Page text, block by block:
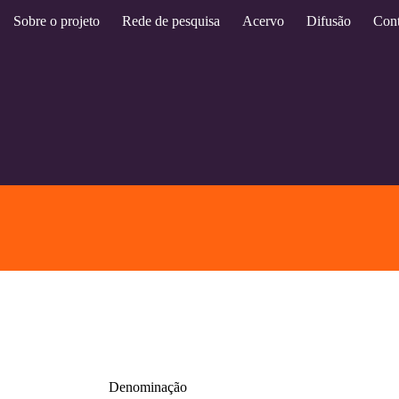
Sobre o projeto Rede de pesquisa Acervo Difusão
Denominação